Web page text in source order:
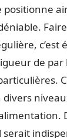
positionne
c’est
de par
divers